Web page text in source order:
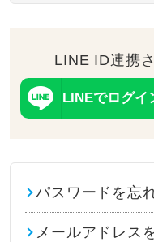
LINE ID連携
LINEでログイ
パスワードを忘
メールアドレス